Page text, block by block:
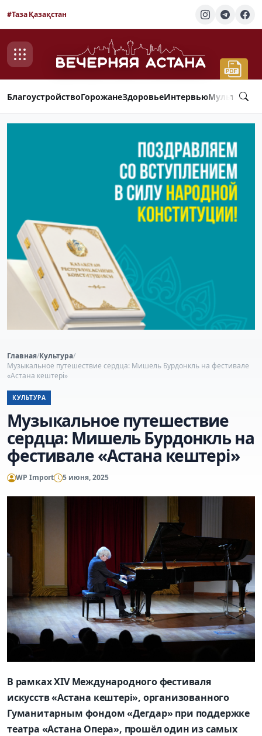
#Таза Қазақстан
БлагоустройствоГорожанеЗдоровьеИнтервью
Главная/Культура/
Музыкальное путешествие сердца: Мишель Бурдонкль на фестивале
«Астана кештері»
КУЛЬТУРА
Музыкальное путешествие
сердца: Мишель Бурдонкль на
фестивале «Астана кештері»
WP Import 5 июня, 2025
В рамках XIV Международного фестиваля
искусств «Астана кештері», организованного
Гуманитарным фондом «Дегдар» при поддержке
театра «Астана Опера», прошёл один из самых